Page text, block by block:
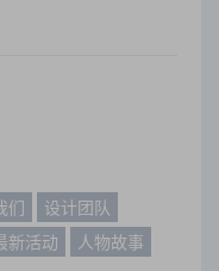
们
设计团队
新活动
人物故事